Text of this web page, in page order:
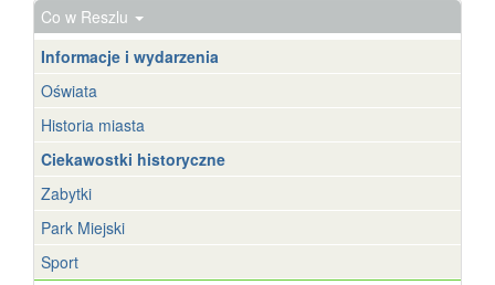
Co w Reszlu
Informacje i wydarzenia
Oświata
Historia miasta
Ciekawostki historyczne
Zabytki
Park Miejski
Sport